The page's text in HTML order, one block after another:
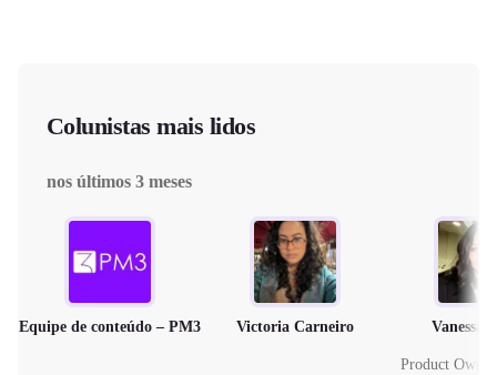
Colunistas mais lidos
nos últimos 3 meses
Equipe de conteúdo – PM3 Victoria Carneiro Vanessa
Product